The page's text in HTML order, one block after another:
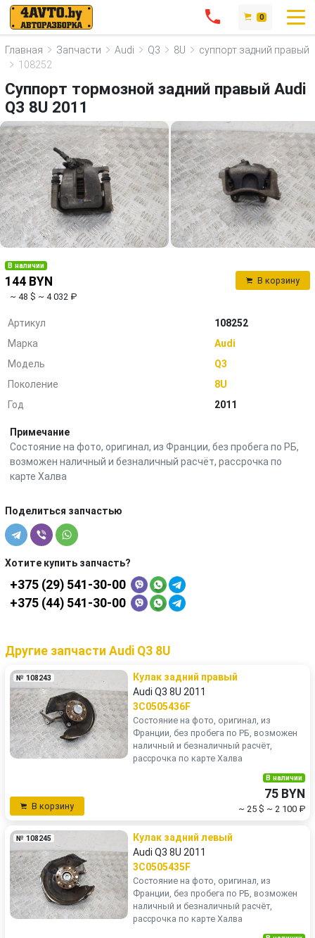
0
Главная Запчасти Audi Q3 8U
суппорт задний правый
108252
Суппорт тормозной задний правый Audi
Q3 8U 2011
В наличии
144 BYN
~ 48 $ ~ 4 032 ₽
В корзину
Артикул
108252
Марка
Audi
Модель
Q3
Поколение
8U
Год
2011
Примечание
Состояние на фото, оригинал, из Франции, без пробега по РБ,
возможен наличный и безналичный расчёт, рассрочка по
карте Халва
Поделиться запчастью
Хотите купить запчасть?
+375 (29) 541-30-00
+375 (44) 541-30-00
Другие запчасти Audi Q3 8U
№ 108243
Кулак задний правый
Audi Q3 8U 2011
3C0505436F
Состояние на фото, оригинал, из
Франции, без пробега по РБ, возможен
наличный и безналичный расчёт,
рассрочка по карте Халва
В корзину
В наличии
75 BYN
~ 25 $ ~ 2 100 ₽
№ 108245
Кулак задний левый
Audi Q3 8U 2011
3C0505435F
Состояние на фото, оригинал, из
Франции, без пробега по РБ, возможен
наличный и безналичный расчёт,
рассрочка по карте Халва